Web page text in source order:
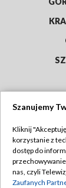
Emisja w
Szanujemy
Kliknij
korzystanie z
dostęp do
nas, czyli
Zaufanych